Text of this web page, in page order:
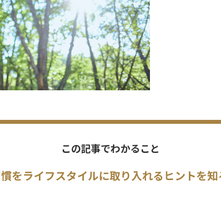
この記事でわかること
をライフスタイルに取り入れるヒントを